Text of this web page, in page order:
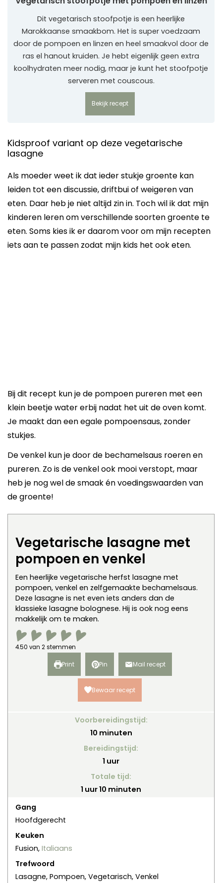
Dit vegetarisch stoofpotje is een heerlijke
Marokkaanse smaakbom. Het is super voedzaam
door de pompoen en linzen en heel smaakvol door de
ras el hanout kruiden. Je hebt eigenlijk geen extra
koolhydraten meer nodig, maar je kunt het stoofpotje
serveren met couscous.
Bekijk recept
Kidsproof variant op deze vegetarische
lasagne
Als moeder weet ik dat ieder stukje groente kan
leiden tot een discussie, driftbui of weigeren van
eten. Daar heb je niet altijd zin in. Toch wil ik dat mijn
kinderen leren om verschillende soorten groente te
eten. Soms kies ik er daarom voor om mijn recepten
iets aan te passen zodat mijn kids het ook eten.
Bij dit recept kun je de pompoen pureren met een
klein beetje water erbij nadat het uit de oven komt.
Je maakt dan een egale pompoensaus, zonder
stukjes.
De venkel kun je door de bechamelsaus roeren en
pureren. Zo is de venkel ook mooi verstopt, maar
heb je nog wel de smaak én voedingswaarden van
de groente!
Vegetarische lasagne met
pompoen en venkel
Een heerlijke vegetarische herfst lasagne met
pompoen, venkel en zelfgemaakte bechamelsaus.
Deze lasagne is net even iets anders dan de
klassieke lasagne bolognese. Hij is ook nog eens
makkelijk om te maken.
4.50 van 2stemmen
Print Pin Mail recept
Bewaar recept
Voorbereidingstijd:
10minuten
minuten
Bereidingstijd:
1 uur
uur
Totale tijd:
1 uur
uur10 minuten
minuten
Gang
Hoofdgerecht
Keuken
Fusion, Italiaans
Trefwoord
Lasagne, Pompoen, Vegetarisch, Venkel